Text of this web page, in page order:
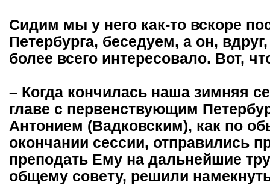
Сидим мы у него как-то вскоре
Петербурга, беседуем, а он,
более всего интересовало. Вот,
– Когда кончилась наша зимняя
главе с первенствующим
Антонием (Вадковским), как по
окончании сессии, отправились
преподать Ему на дальнейшие
общему совету, решили